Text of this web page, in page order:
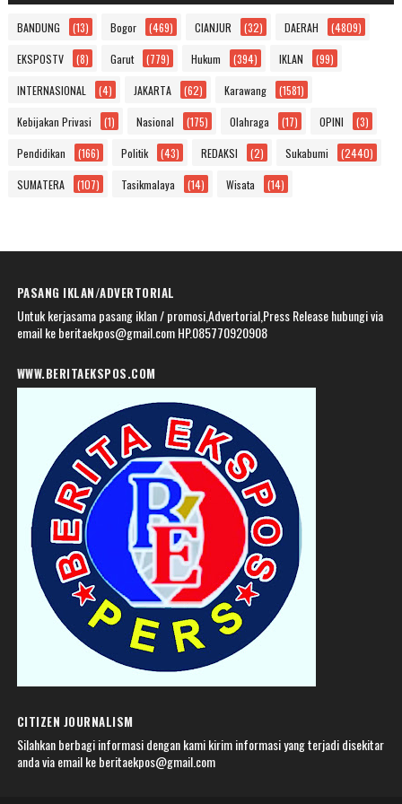
BANDUNG (13) Bogor (469) CIANJUR (32) DAERAH (4809)
EKSPOSTV (8) Garut (779) Hukum (394) IKLAN (99)
INTERNASIONAL (4) JAKARTA (62) Karawang (1581)
Kebijakan Privasi (1) Nasional (175) Olahraga (17) OPINI (3)
Pendidikan (166) Politik (43) REDAKSI (2) Sukabumi (2440)
SUMATERA (107) Tasikmalaya (14) Wisata (14)
PASANG IKLAN/ADVERTORIAL
Untuk kerjasama pasang iklan / promosi,Advertorial,Press Release hubungi via
email ke beritaekpos@gmail.com HP.085770920908
WWW.BERITAEKSPOS.COM
CITIZEN JOURNALISM
Silahkan berbagi informasi dengan kami kirim informasi yang terjadi disekitar
anda via email ke beritaekpos@gmail.com